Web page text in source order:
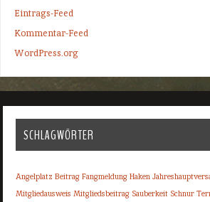
Eintrags-Feed
Kommentar-Feed
WordPress.org
SCHLAGWÖRTER
Angelplatz Beitrag Fangmeldung Haken
Mitgliedausweis Mitgliedsbeitrag Sauberkeit Schnur